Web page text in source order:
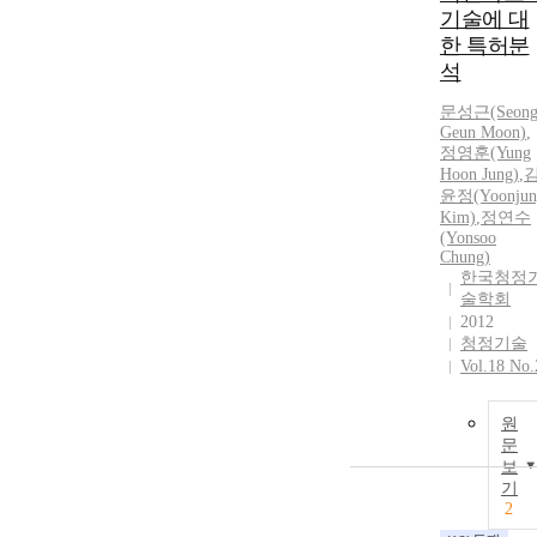
기술에 대
한 특허분
석
문성근(Seong
Geun Moon),
정영훈(Yung
Hoon Jung),
윤정
Kim),정연수
(Yonsoo
Chung)
한국청정
술학회
2012
청정기술
Vol.18
원
문
보
기
2